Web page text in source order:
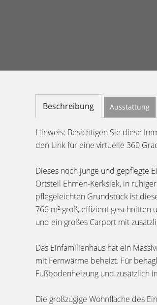
Beschreibung Ausstattung
Hinweis: Besichtigen Sie diese
den Link für eine virtuelle 360
Dieses noch junge und gepflegte
Ortsteil Ehmen-Kerksiek, in
pflegeleichten Grundstück ist
766 m² groß, effizient
und ein großes Carport mit
Das Einfamilienhaus hat ein
mit Fernwärme beheizt. Für
Fußbodenheizung und zusätzlich
Die großzügige Wohnfläche des